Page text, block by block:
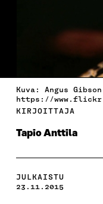
Kuva: Angus
https://
KIRJOITTAJA
Tapio Anttila
JULKAISTU
23.11.2015